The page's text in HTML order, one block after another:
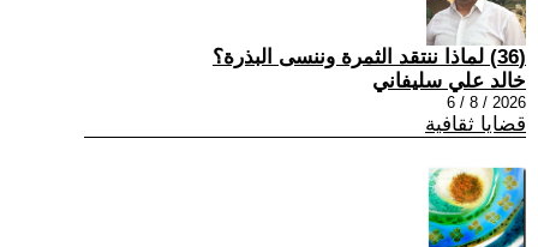
(36) لماذا ننتقد الثمرة وننسى البذرة؟
خالد علي سليفاني
2026 / 8 / 6
قضايا ثقافية